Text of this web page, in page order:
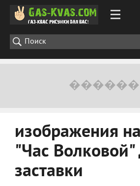
изображения
"Час Волковой"
заставки